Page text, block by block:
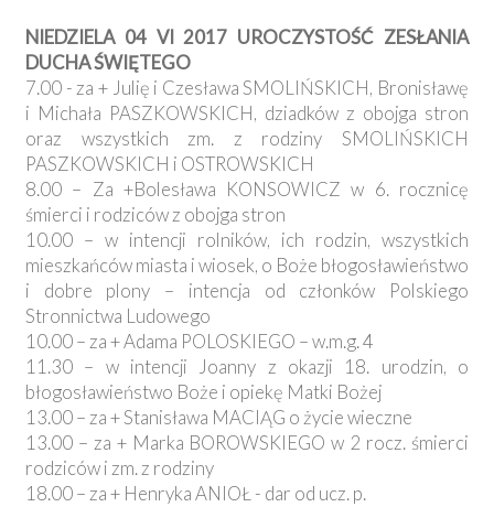
NIEDZIELA 04 VI 2017 UROCZYSTOŚĆ ZESŁANIA
DUCHA ŚWIĘTEGO
7.00 - za + Julię i Czesława SMOLIŃSKICH, Bronisławę
i Michała PASZKOWSKICH, dziadków z obojga stron
oraz wszystkich zm. z rodziny SMOLIŃSKICH
PASZKOWSKICH i OSTROWSKICH
8.00 – Za +Bolesława KONSOWICZ w 6. rocznicę
śmierci i rodziców z obojga stron
10.00 – w intencji rolników, ich rodzin, wszystkich
mieszkańców miasta i wiosek, o Boże błogosławieństwo
i dobre plony – intencja od członków Polskiego
Stronnictwa Ludowego
10.00 – za + Adama POLOSKIEGO – w.m.g. 4
11.30 – w intencji Joanny z okazji 18. urodzin, o
błogosławieństwo Boże i opiekę Matki Bożej
13.00 – za + Stanisława MACIĄG o życie wieczne
13.00 – za + Marka BOROWSKIEGO w 2 rocz. śmierci
rodziców i zm. z rodziny
18.00 – za + Henryka ANIOŁ - dar od ucz. p.